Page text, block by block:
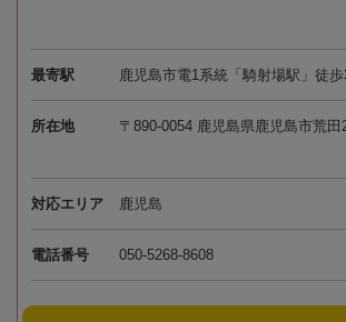
最寄駅 鹿児島市電1系統「騎射場駅」徒歩
所在地 〒890-0054 鹿児島県鹿児島市荒田
対応エリア 鹿児島
電話番号 050-5268-8608